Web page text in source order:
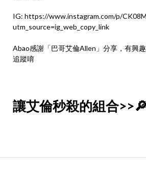
IG: https://www.instagram.com/p/
utm_source=ig_web_copy_link
Abao感謝 「巴哥艾倫Allen 」分享，有興
追蹤唷
讓艾倫秒殺的組合>>🔎